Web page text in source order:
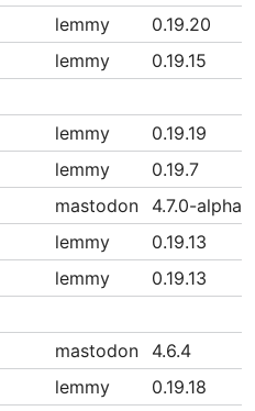
lemmy
0.19.20
lemmy
0.19.15
lemmy
0.19.19
lemmy
0.19.7
mastodon
4.7.0-
lemmy
0.19.13
lemmy
0.19.13
mastodon
4.6.4
lemmy
0.19.18